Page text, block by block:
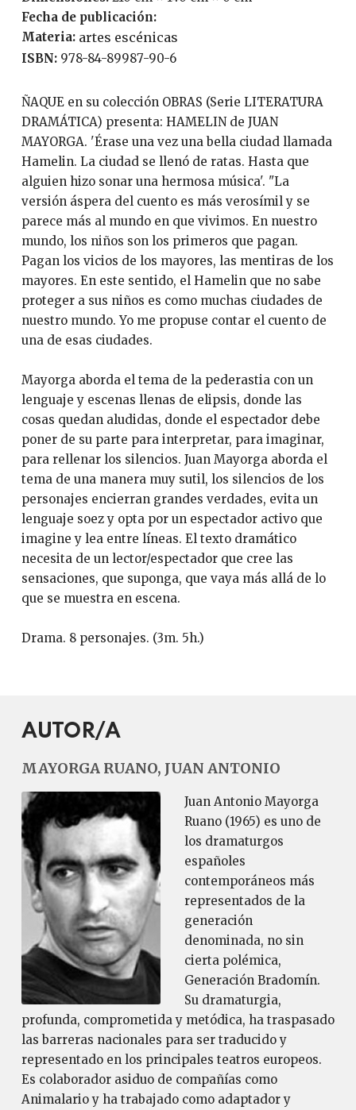
Fecha de publicación:
Materia: artes escénicas
ISBN: 978-84-89987-90-6
ÑAQUE en su colección OBRAS (Serie LITERATURA
DRAMÁTICA) presenta: HAMELIN de JUAN
MAYORGA. 'Érase una vez una bella ciudad llamada
Hamelin. La ciudad se llenó de ratas. Hasta que
alguien hizo sonar una hermosa música'. "La
versión áspera del cuento es más verosímil y se
parece más al mundo en que vivimos. En nuestro
mundo, los niños son los primeros que pagan.
Pagan los vicios de los mayores, las mentiras de los
mayores. En este sentido, el Hamelin que no sabe
proteger a sus niños es como muchas ciudades de
nuestro mundo. Yo me propuse contar el cuento de
una de esas ciudades.
Mayorga aborda el tema de la pederastia con un
lenguaje y escenas llenas de elipsis, donde las
cosas quedan aludidas, donde el espectador debe
poner de su parte para interpretar, para imaginar,
para rellenar los silencios. Juan Mayorga aborda el
tema de una manera muy sutil, los silencios de los
personajes encierran grandes verdades, evita un
lenguaje soez y opta por un espectador activo que
imagine y lea entre líneas. El texto dramático
necesita de un lector/espectador que cree las
sensaciones, que suponga, que vaya más allá de lo
que se muestra en escena.
Drama. 8 personajes. (3m. 5h.)
AUTOR/A
MAYORGA RUANO, JUAN ANTONIO
Juan Antonio Mayorga
Ruano (1965) es uno de
los dramaturgos
españoles
contemporáneos más
representados de la
generación
denominada, no sin
cierta polémica,
Generación Bradomín.
Su dramaturgia,
profunda, comprometida y metódica, ha traspasado
las barreras nacionales para ser traducido y
representado en los principales teatros europeos.
Es colaborador asiduo de compañías como
Animalario y ha trabajado como adaptador y